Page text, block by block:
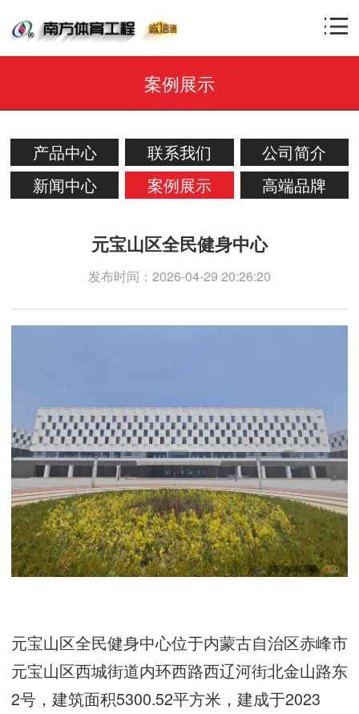
案例展示
产品中心 联系我们
公司简介
新闻中心
案例展示 高端品牌
元宝山区全民健身中心
发布时间：2026-04-29 20:26:20
元宝山区全民健身中心位于内蒙古自治区赤峰市
元宝山区西城街道内环西路西辽河街北金山路东
2号，建筑面积5300.52平方米，建成于2023